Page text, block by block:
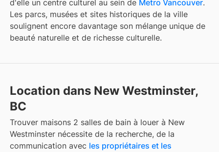
d'elle un centre culturel au sein de Metro Vancouver.
Les parcs, musées et sites historiques de la ville
soulignent encore davantage son mélange unique de
beauté naturelle et de richesse culturelle.
Location dans New Westminster,
BC
Trouver maisons 2 salles de bain à louer à New
Westminster nécessite de la recherche, de la
communication avec les propriétaires et les